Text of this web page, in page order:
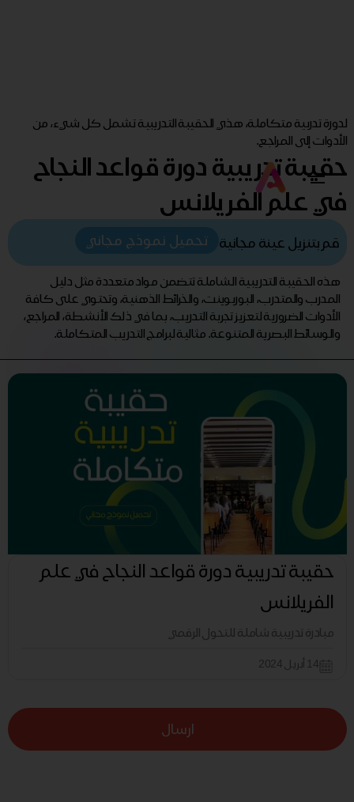
لدورة تدربية متكاملة، هذي الحقيبة التدريبية تشمل كل شيء، من
الأدوات إلى المراجع.
حقيبة تدريبية دورة قواعد النجاح
في علم الفريلانس
قم بتنزيل عينة مجانية تحميل نموذج مجاني
هذه الحقيبة التدريبية الشاملة تتضمن مواد متعددة مثل دليل
المدرب والمتدرب، البوربوينت، والخرائط الذهنية، وتحتوي على كافة
الأدوات الضرورية لتعزيز تجربة التدريب، بما في ذلك الأنشطة، المراجع،
والوسائط البصرية المتنوعة. مثالية لبرامج التدريب المتكاملة.
حقيبة تدريبية دورة قواعد النجاح في علم
الفريلانس
مبادرة تدريبية شاملة للتحول الرقمي
14 أبريل 2024
ارسال